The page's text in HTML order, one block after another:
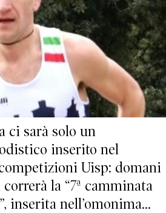
ci sarà solo un
inserito nel
Uisp: domani
correrà la “7ª camminata
inserita nell’omonima...